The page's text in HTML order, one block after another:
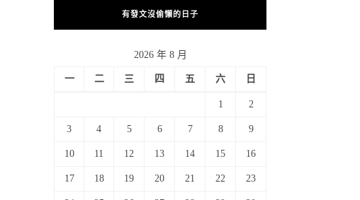
有發文沒偷懶的日子
2026 年 8 月
一 二 三 四 五 六 日
1 2
3 4 5 6 7 8 9
10 11 12 13 14 15 16
17 18 19 20 21 22 23